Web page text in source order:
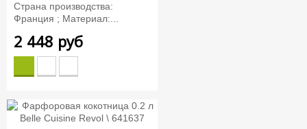
Страна производства:
Франция ; Материал:...
2 448 руб